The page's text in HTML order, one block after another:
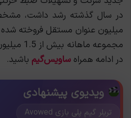
میلیون عنوان مستقل فروخته شده
مجموعه
در ادامه همراه ساویس‌گیم باشید.
ویدیوی پیشنهادی
تریلر گیم پلی بازی Avowed